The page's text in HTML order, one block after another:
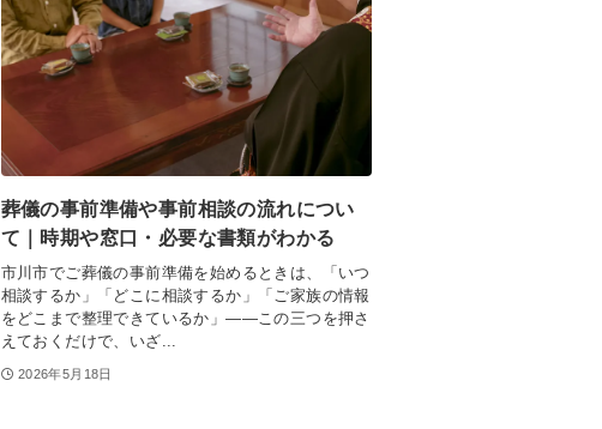
葬儀の事前準備や事前相談の流れについ
て｜時期や窓口・必要な書類がわかる
市川市でご葬儀の事前準備を始めるときは、「いつ
相談するか」「どこに相談するか」「ご家族の情報
をどこまで整理できているか」――この三つを押さ
えておくだけで、いざ...
2026年5月18日